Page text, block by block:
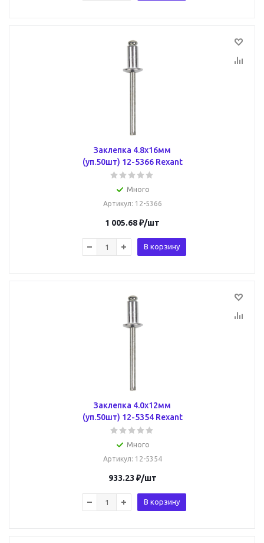
Заклепка 4.8х16мм
(уп.50шт) 12-5366 Rexant
Много
Артикул: 12-5366
1 005.68₽/шт
В корзину
Заклепка 4.0х12мм
(уп.50шт) 12-5354 Rexant
Много
Артикул: 12-5354
933.23 ₽/шт
В корзину